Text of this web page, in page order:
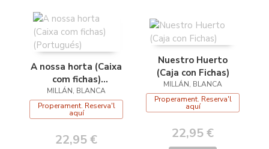
A nossa horta (Caixa
com fichas)
(Portugués)
MILLÁN, BLANCA
Properament. Reserva'l
aquí
22,95 €
Nuestro Huerto
(Caja con Fichas)
MILLÁN, BLANCA
Properament. Reserva'l
aquí
22,95 €